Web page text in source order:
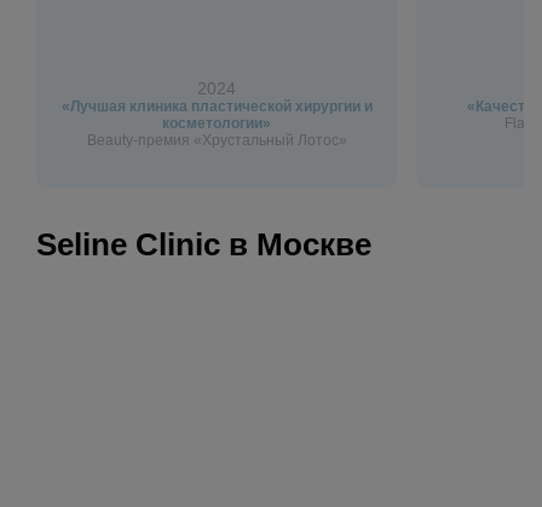
2024
«Лучшая клиника пластической хирургии и
косметологии»
Beauty-премия «Хрустальный Лотос»
Seline Clinic в Москве